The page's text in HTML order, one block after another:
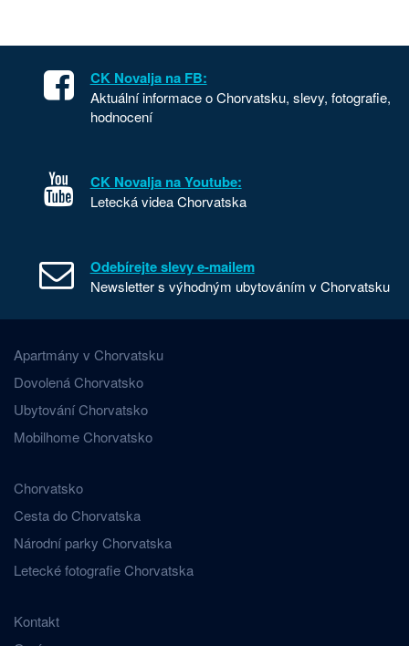
CK Novalja na FB:
Aktuální informace o Chorvatsku, slevy, fotografie,
hodnocení
CK Novalja na Youtube:
Letecká videa Chorvatska
Odebírejte slevy e-mailem
Newsletter s výhodným ubytováním v Chorvatsku
Apartmány v Chorvatsku
Dovolená Chorvatsko
Ubytování Chorvatsko
Mobilhome Chorvatsko
Chorvatsko
Cesta do Chorvatska
Národní parky Chorvatska
Letecké fotografie Chorvatska
Kontakt